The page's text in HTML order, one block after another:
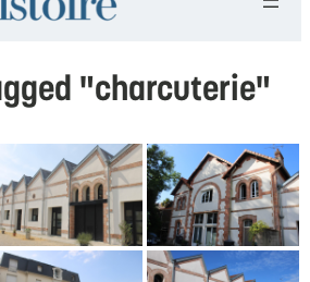
"charcuterie"